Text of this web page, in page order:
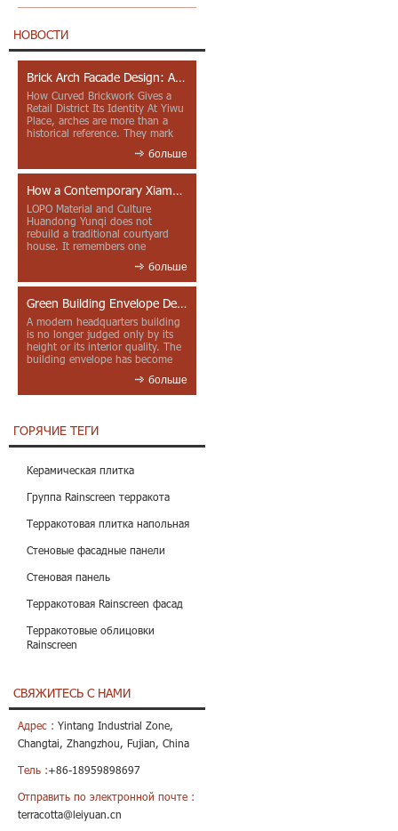
НОВОСТИ
Brick Arch Facade Design: A Closer Look at Yiwu Place
How Curved Brickwork Gives a
Retail District Its Identity At Yiwu
Place, arches are more than a
historical reference. They mark
больше
How a Contemporary Xiamen Project Reframes Minnan Red Brick
LOPO Material and Culture
Huandong Yunqi does not
rebuild a traditional courtyard
house. It remembers one
больше
Green Building Envelope Design: Clay Sunscreen Fins for Modern Headquarters Architecture
A modern headquarters building
is no longer judged only by its
height or its interior quality. The
building envelope has become
больше
ГОРЯЧИЕ ТЕГИ
Керамическая плитка
Группа Rainscreen терракота
Терракотовая плитка напольная
Стеновые фасадные панели
Стеновая панель
Терракотовая Rainscreen фасад
Терракотовые облицовки
Rainscreen
СВЯЖИТЕСЬ С НАМИ
Адрес : Yintang Industrial Zone,
Changtai, Zhangzhou, Fujian, China
Тель :+86-18959898697
Отправить по электронной почте :
terracotta@leiyuan.cn